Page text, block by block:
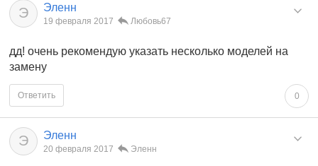
Э Эленн
19 февраля 2017 Любовь67
дд! очень рекомендую указать несколько моделей на
замену
0
Ответить
Э Эленн
20 февраля 2017 Эленн